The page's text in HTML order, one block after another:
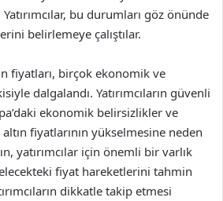
bu durumları göz önünde
belirlemeye çalıştılar.
fiyatları, birçok ekonomik ve
dalgalandı. Yatırımcıların güvenli
ekonomik belirsizlikler ve
fiyatlarının yükselmesine neden
yatırımcılar için önemli bir varlık
fiyat hareketlerini tahmin
dikkatle takip etmesi